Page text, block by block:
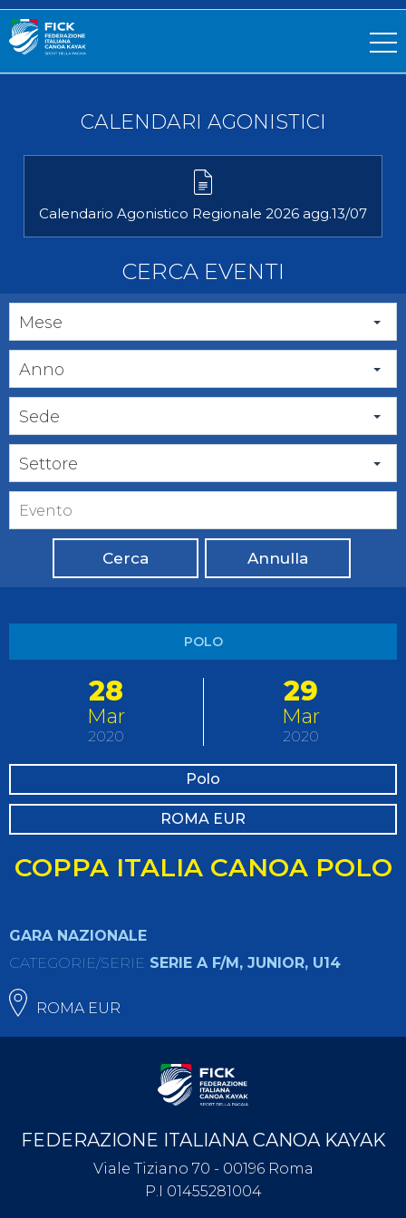
CALENDARI AGONISTICI
Calendario Agonistico Regionale 2026 agg.13/07
CERCA EVENTI
Mese
Anno
Sede
Settore
Cerca Annulla
POLO
28
Mar
2020
29
Mar
2020
Polo
ROMA EUR
COPPA ITALIA CANOA POLO
GARA NAZIONALE
CATEGORIE/SERIE SERIE A F/M, JUNIOR, U14
ROMA EUR
FEDERAZIONE ITALIANA CANOA KAYAK
Viale Tiziano 70 - 00196 Roma
P.I 01455281004